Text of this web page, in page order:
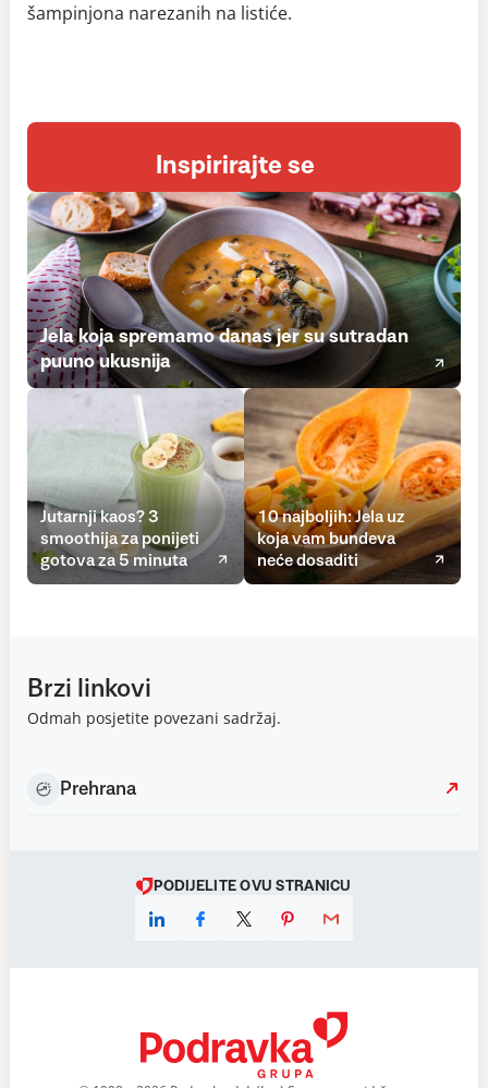
šampinjona narezanih na listiće.
Inspirirajte se
Jela koja spremamo danas jer su sutradan
puuno ukusnija
Jutarnji kaos? 3
smoothija za ponijeti
gotova za 5 minuta
10 najboljih: Jela uz
koja vam bundeva
neće dosaditi
Brzi linkovi
Odmah posjetite povezani sadržaj.
Prehrana
PODIJELITE OVU STRANICU